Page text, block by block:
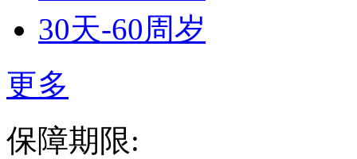
30天-60周岁
更多
保障期限: